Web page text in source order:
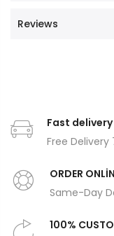
Reviews
Fast delivery
Free Delivery
ORDER
Same-Day
100%